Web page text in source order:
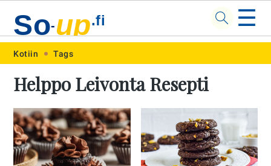
Skip
primary
navigation
Skip
main
content
Skip
primary
sidebar
Skip
footer
So-up.fi ☰
Kotiin Tags
Helppo Leivonta Resepti